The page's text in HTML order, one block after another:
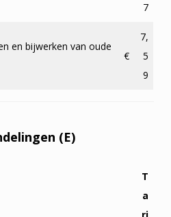
7
en bijwerken van oude
€
7,
5
9
(E)
T
a